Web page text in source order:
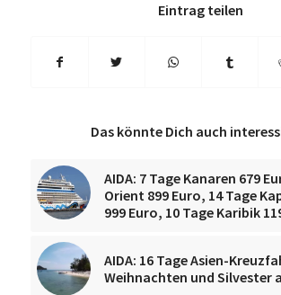
Eintrag teilen
Das könnte Dich auch
AIDA: 7 Tage Kanaren 679
Orient 899 Euro, 14 Tage
999 Euro, 10 Tage Karibik
AIDA: 16 Tage Asien-
Weihnachten und Silvester